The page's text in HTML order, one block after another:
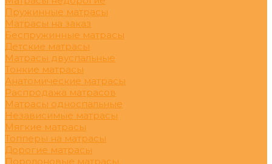
Пружинные матрасы
Матрасы на заказ
Беспружинные матрасы
Детские матрасы
Матрасы двуспальные
Тонкие матрасы
Анатомические матрасы
Распродажа матрасов
Матрасы односпальные
Независимые матрасы
Мягкие матрасы
Топперы на матрасы
Дорогие матрасы
Поролоновые матрасы